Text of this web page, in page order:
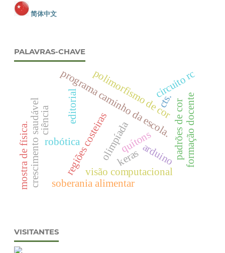
简体中文
PALAVRAS-CHAVE
editorial
olimpíada
programa caminho da escola.padrões de cor
polimorfismo de cor
quítons
regiões costeiras
robótica
visão computacional
keras
crescimento saudável
mostra de física. formação docente
cts.
ciência
soberania alimentar
arduino
circuito rc
VISITANTES